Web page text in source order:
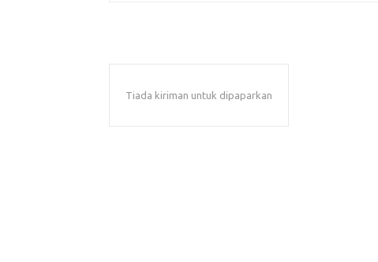
Tiada kiriman untuk dipaparkan